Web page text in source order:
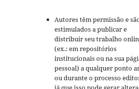
Autores têm permissão e
estimulados a publicar e
distribuir seu trabalho
(ex.: em repositórios
institucionais ou na sua
pessoal) a qualquer ponto
ou durante o processo